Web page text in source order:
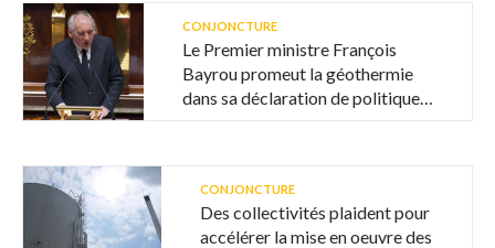
CONJONCTURE
Le Premier ministre François
Bayrou promeut la géothermie
dans sa déclaration de politique
CONJONCTURE
Des collectivités plaident pour
accélérer la mise en oeuvre des